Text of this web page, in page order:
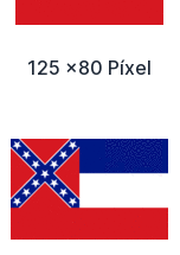
125 x80 Píxel